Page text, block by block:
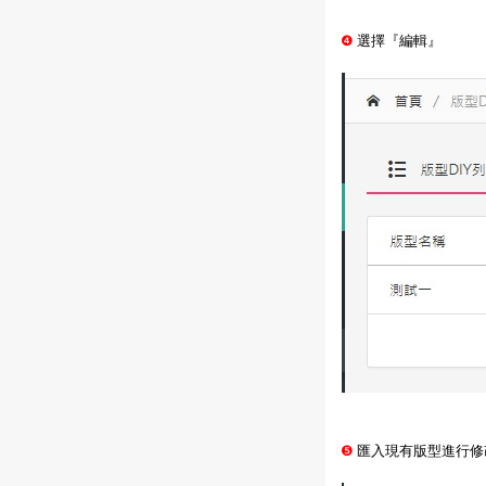
❹ 選擇『編輯』
❺ 匯入現有版型進行